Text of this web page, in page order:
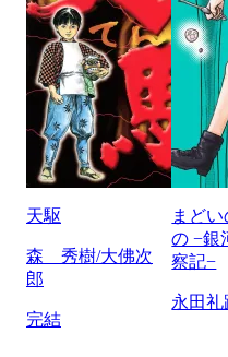
天駆
森 秀樹/大佛次
郎
完結
まど
の −銀
察記−
永田礼